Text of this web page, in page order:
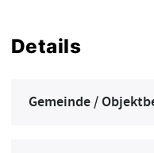
Details
Gemeinde /